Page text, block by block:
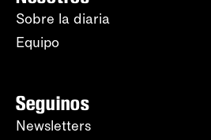
Sobre la diaria
Equipo
Seguinos
Newsletters